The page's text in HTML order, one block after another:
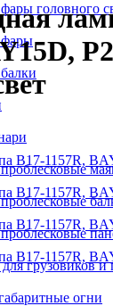
головного
грузовиков и
огни